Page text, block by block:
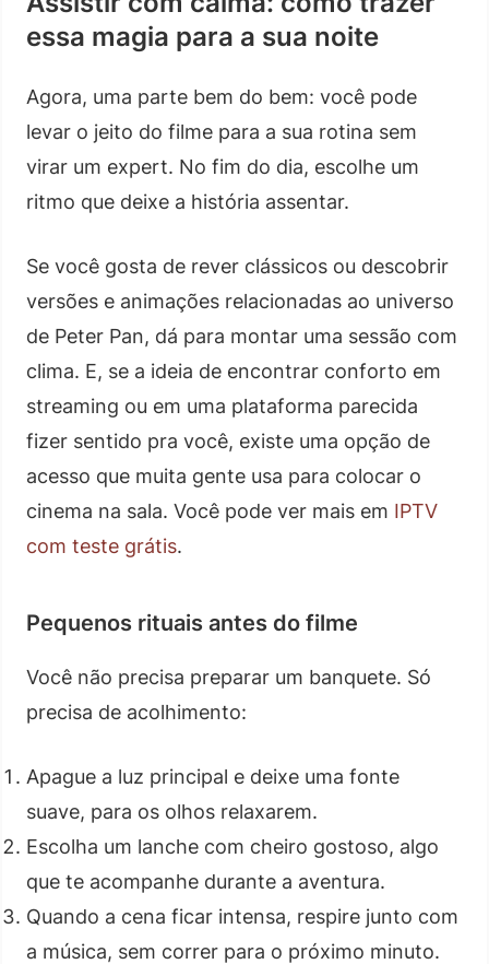
essa magia para a sua noite
Agora, uma parte bem do bem: você pode
levar o jeito do filme para a sua rotina sem
virar um expert. No fim do dia, escolhe um
ritmo que deixe a história assentar.
Se você gosta de rever clássicos ou descobrir
versões e animações relacionadas ao universo
de Peter Pan, dá para montar uma sessão com
clima. E, se a ideia de encontrar conforto em
streaming ou em uma plataforma parecida
fizer sentido pra você, existe uma opção de
acesso que muita gente usa para colocar o
cinema na sala. Você pode ver mais em IPTV
com teste grátis.
Pequenos rituais antes do filme
Você não precisa preparar um banquete. Só
precisa de acolhimento:
Apague a luz principal e deixe uma fonte
suave, para os olhos relaxarem.
Escolha um lanche com cheiro gostoso, algo
que te acompanhe durante a aventura.
Quando a cena ficar intensa, respire junto com
a música, sem correr para o próximo minuto.